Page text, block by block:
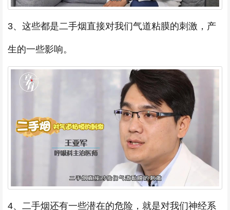
3、这些都是二手烟直接对我们气道粘膜的刺激，产
生的一些影响。
4、二手烟还有一些潜在的危险，就是对我们神经系